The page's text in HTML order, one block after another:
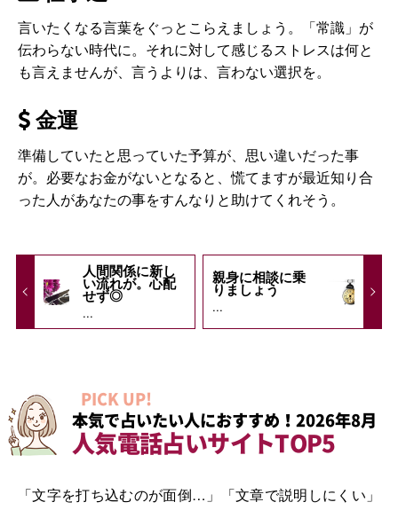
言いたくなる言葉をぐっとこらえましょう。「常識」が
伝わらない時代に。それに対して感じるストレスは何と
も言えませんが、言うよりは、言わない選択を。
金運
準備していたと思っていた予算が、思い違いだった事
が。必要なお金がないとなると、慌てますが最近知り合
った人があなたの事をすんなりと助けてくれそう。
人間関係に新し
い流れが。心配
せず◎
...
親身に相談に乗
りましょう
...
PICK UP!
本気で占いたい人におすすめ！2026年8月
人気電話占いサイトTOP5
「文字を打ち込むのが面倒…」「文章で説明しにくい」